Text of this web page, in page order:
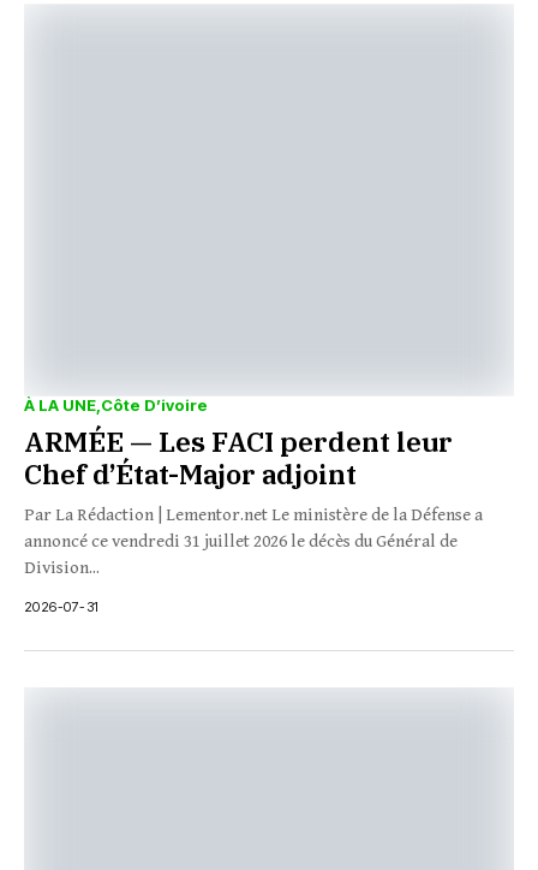
À LA UNE Côte D’ivoire
ARMÉE — Les FACI perdent leur
Chef d’État-Major adjoint
Par La Rédaction | Lementor.net Le ministère de la Défense a
annoncé ce vendredi 31 juillet 2026 le décès du Général de
Division...
2026-07-31